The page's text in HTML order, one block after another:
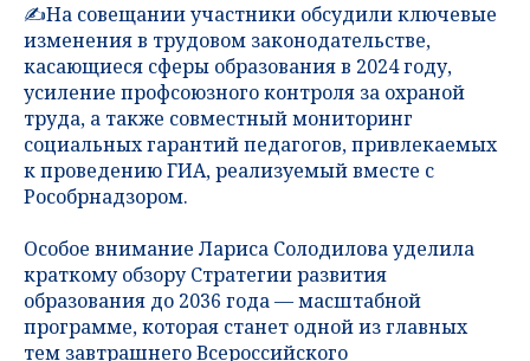
✍️На совещании участники обсудили ключевые
изменения в трудовом законодательстве,
касающиеся сферы образования в 2024 году,
усиление профсоюзного контроля за охраной
труда, а также совместный мониторинг
социальных гарантий педагогов, привлекаемых
к проведению ГИА, реализуемый вместе с
Рособрнадзором.
Особое внимание Лариса Солодилова уделила
краткому обзору Стратегии развития
образования до 2036 года — масштабной
программе, которая станет одной из главных
тем завтрашнего Всероссийского